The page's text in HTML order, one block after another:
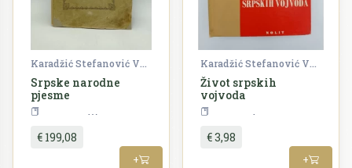
Karadžić Stefanović Vuk
Srpske narodne
pjesme
€ 199,08
+
Karadžić Stefanović Vuk
Život srpskih
vojvoda
€ 3,98
+